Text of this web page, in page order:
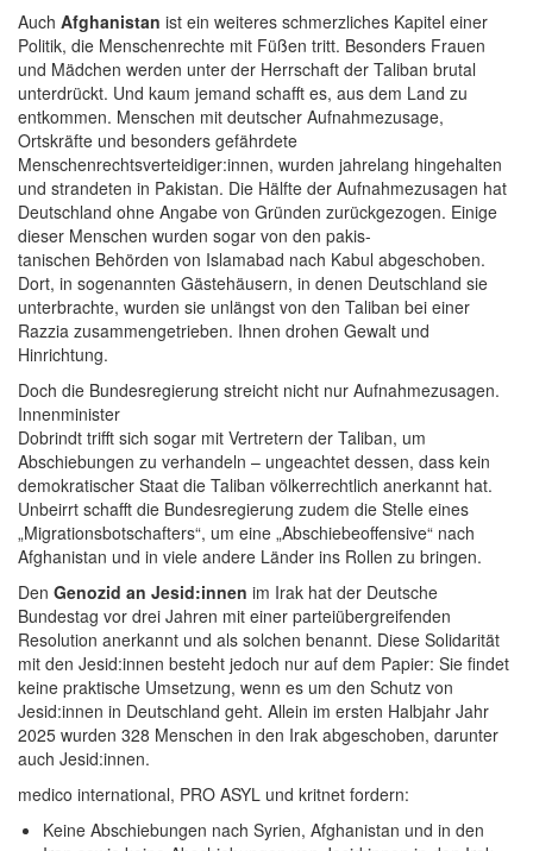
Auch Afghanistan ist ein weiteres schmerzliches Kapitel einer
Politik, die Menschenrechte mit Füßen tritt. Besonders Frauen
und Mädchen werden unter der Herrschaft der Taliban brutal
unterdrückt. Und kaum jemand schafft es, aus dem Land zu
entkommen. Menschen mit deutscher Aufnahmezusage,
Ortskräfte und besonders gefährdete
Menschenrechtsverteidiger:innen, wurden jahrelang hingehalten
und strandeten in Pakistan. Die Hälfte der Aufnahmezusagen hat
Deutschland ohne Angabe von Gründen zurückgezogen. Einige
dieser Menschen wurden sogar von den pakis-
tanischen Behörden von Islamabad nach Kabul abgeschoben.
Dort, in sogenannten Gästehäusern, in denen Deutschland sie
unterbrachte, wurden sie unlängst von den Taliban bei einer
Razzia zusammengetrieben. Ihnen drohen Gewalt und
Hinrichtung.
Doch die Bundesregierung streicht nicht nur Aufnahmezusagen.
Innenminister
Dobrindt trifft sich sogar mit Vertretern der Taliban, um
Abschiebungen zu verhandeln – ungeachtet dessen, dass kein
demokratischer Staat die Taliban völkerrechtlich anerkannt hat.
Unbeirrt schafft die Bundesregierung zudem die Stelle eines
„Migrationsbotschafters“, um eine „Abschiebeoffensive“ nach
Afghanistan und in viele andere Länder ins Rollen zu bringen.
Den Genozid an Jesid:innen im Irak hat der Deutsche
Bundestag vor drei Jahren mit einer parteiübergreifenden
Resolution anerkannt und als solchen benannt. Diese Solidarität
mit den Jesid:innen besteht jedoch nur auf dem Papier: Sie findet
keine praktische Umsetzung, wenn es um den Schutz von
Jesid:innen in Deutschland geht. Allein im ersten Halbjahr Jahr
2025 wurden 328 Menschen in den Irak abgeschoben, darunter
auch Jesid:innen.
medico international, PRO ASYL und kritnet fordern:
Keine Abschiebungen nach Syrien, Afghanistan und in den